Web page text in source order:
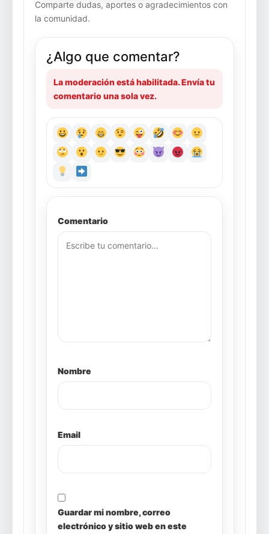
Comparte dudas, aportes o agradecimientos con
la comunidad.
¿Algo que comentar?
La moderación está habilitada. Envía tu
comentario una sola vez.
Comentario
Nombre
Email
Guardar mi nombre, correo
electrónico y sitio web en este